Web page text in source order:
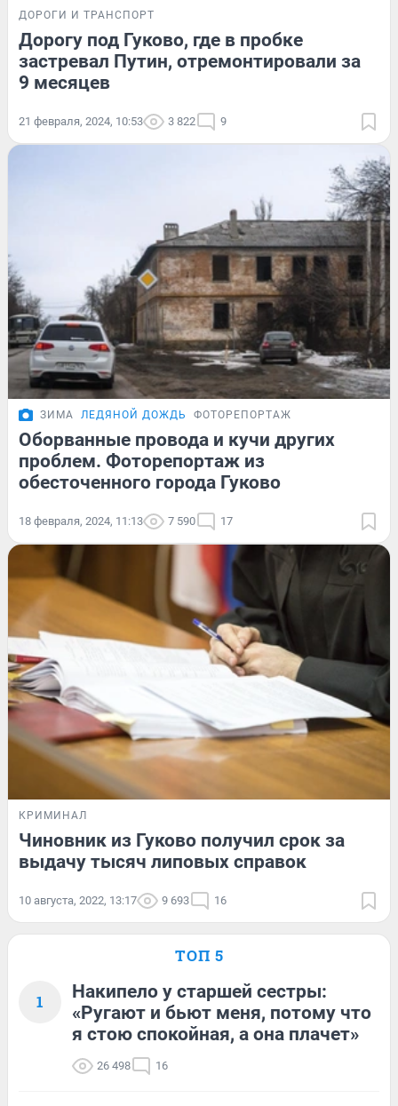
ДОРОГИ И ТРАНСПОРТ
Дорогу под Гуково, где в пробке
застревал Путин, отремонтировали за
9 месяцев
21 февраля, 2024, 10:53 3 822 9
ЗИМА ЛЕДЯНОЙ ДОЖДЬ ФОТОРЕПОРТАЖ
Оборванные провода и кучи других
проблем. Фоторепортаж из
обесточенного города Гуково
18 февраля, 2024, 11:13 7 590 17
КРИМИНАЛ
Чиновник из Гуково получил срок за
выдачу тысяч липовых справок
10 августа, 2022, 13:17 9 693 16
ТОП 5
1
Накипело у старшей сестры:
«Ругают и бьют меня, потому что
я стою спокойная, а она плачет»
26 498 16